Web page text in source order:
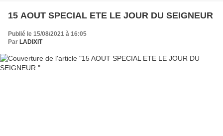
15 AOUT SPECIAL ETE LE JOUR DU SEIGNEUR
Publié le 15/08/2021 à 16:05
Par LADIXIT